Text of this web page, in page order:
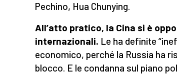
Pechino, Hua Chunying.
All’atto pratico, la Cina si è
internazionali. Le ha definite
economico, perché la Russia ha
blocco. E le condanna sul piano